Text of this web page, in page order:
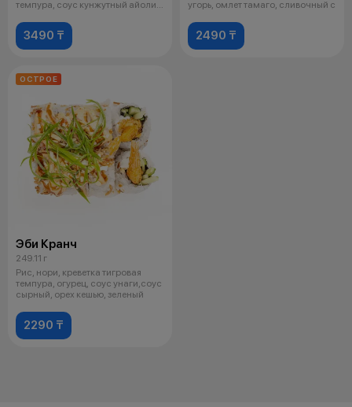
темпура, соус кунжутный айоли,
3490 ₸
угорь, омлет тамаго, сливочный с
2490 ₸
ОСТРОЕ
Эби Кранч
249.11 г
Рис, нори, креветка тигровая
темпура, огурец, соус унаги,соус
сырный, орех кешью, зеленый
2290 ₸